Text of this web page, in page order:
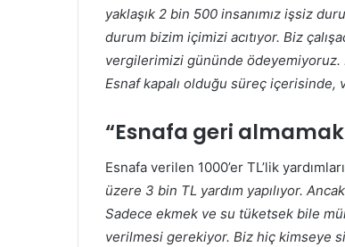
yaklaşık 2 bin 500 insanımız işsiz
durum bizim içimizi acıtıyor. Biz
vergilerimizi gününde ödeyemiyoruz.
Esnaf kapalı olduğu süreç içerisinde,
“Esnafa geri
Esnafa verilen 1000’er TL’lik
üzere 3 bin TL yardım yapılıyor.
Sadece ekmek ve su tüketsek bile
verilmesi gerekiyor. Biz hiç kimseye